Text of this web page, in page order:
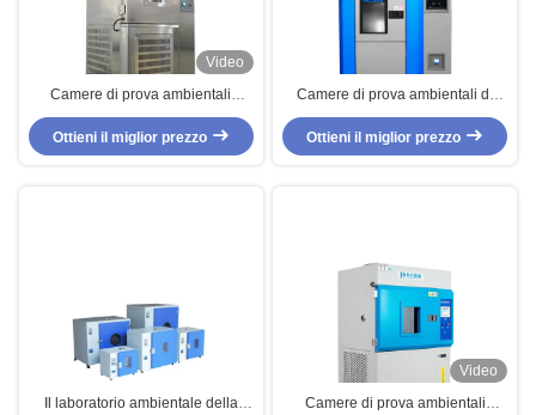
Video
Camere di prova ambientali
dell'automobile, camera durevole
di prova di invecchiamento
dell'ozono
Ottieni il miglior prezzo
Camere di prova ambientali di
controllo automatico, camera di
prova di scossa di temperatura
Ottieni il miglior prezzo
Il laboratorio ambientale della
Video
Camere di prova ambientali